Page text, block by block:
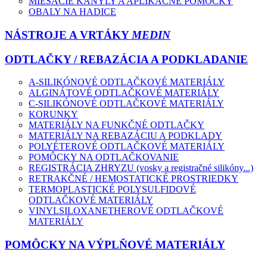
OBALY NA HADICE
NÁSTROJE A VRTÁKY MEDIN
ODTLAČKY / REBAZÁCIA A PODKLADANIE
A-SILIKÓNOVÉ ODTLAČKOVÉ MATERIÁLY
ALGINÁTOVÉ ODTLAČKOVÉ MATERIÁLY
C-SILIKÓNOVÉ ODTLAČKOVÉ MATERIÁLY
KORUNKY
MATERIÁLY NA FUNKČNÉ ODTLAČKY
MATERIÁLY NA REBAZÁCIU A PODKLADY
POLYÉTEROVÉ ODTLAČKOVÉ MATERIÁLY
POMÔCKY NA ODTLAČKOVANIE
REGISTRÁCIA ZHRYZU (vosky a registračné silikóny...)
RETRAKČNÉ / HEMOSTATICKÉ PROSTRIEDKY
TERMOPLASTICKÉ POLYSULFIDOVÉ
ODTLAČKOVÉ MATERIÁLY
VINYLSILOXANETHEROVÉ ODTLAČKOVÉ
MATERIÁLY
POMÔCKY NA VÝPLŇOVÉ MATERIÁLY